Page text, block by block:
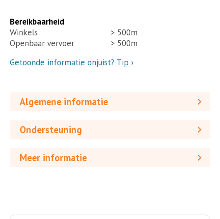
Bereikbaarheid
Winkels
> 500m
Openbaar vervoer
> 500m
Getoonde informatie onjuist? Tip ›
Algemene informatie
Ondersteuning
Meer informatie